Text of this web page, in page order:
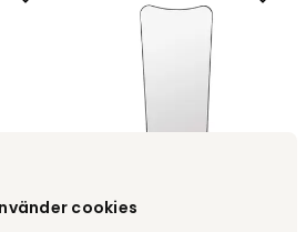
cookies